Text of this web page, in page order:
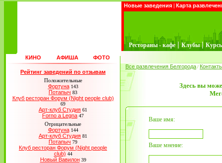
Новые заведения | Карта
Рестораны - кафе | Клубы |
КИНО АФИША ФОТО
Рейтинг заведений по отзывам
Положительные
Фортуна 143
Потапыч 83
Клуб ресторан Форум (Night people club)
69
Арт-клуб Студия 61
Forno a Legna 47
Отрицательные
Фортуна 144
Арт-клуб Студия 81
Потапыч 79
Клуб ресторан Форум (Night people
club) 44
Новый Вавилон 39
Все развлечения Белгорода /
Здесь вы
Ваше имя:
Ваше мнение: